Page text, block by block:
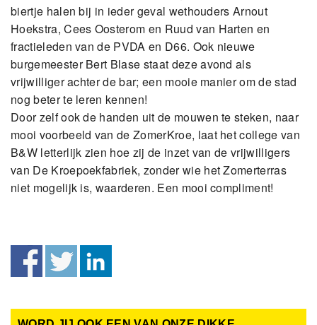
biertje halen bij in ieder geval wethouders Arnout
Hoekstra, Cees Oosterom en Ruud van Harten en
fractieleden van de PVDA en D66. Ook nieuwe
burgemeester Bert Blase staat deze avond als
vrijwilliger achter de bar; een mooie manier om de stad
nog beter te leren kennen!
Door zelf ook de handen uit de mouwen te steken, naar
mooi voorbeeld van de ZomerKroe, laat het college van
B&W letterlijk zien hoe zij de inzet van de vrijwilligers
van De Kroepoekfabriek, zonder wie het Zomerterras
niet mogelijk is, waarderen. Een mooi compliment!